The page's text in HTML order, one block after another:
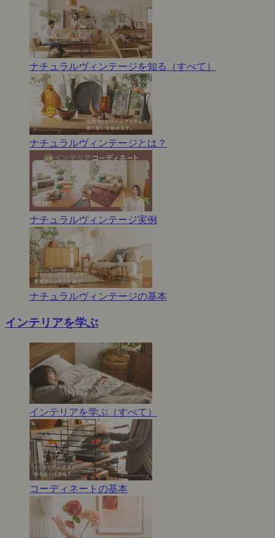
ナチュラルヴィンテージを知る（すべて）
ナチュラルヴィンテージとは？
ナチュラルヴィンテージ実例
ナチュラルヴィンテージの基本
インテリアを学ぶ
インテリアを学ぶ（すべて）
コーディネートの基本